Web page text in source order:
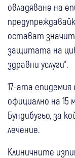
овладяване на
остават
защитата на
здравни услуги".
17-ата епидемия
официално на
Бундибугьо, за
лечение.
Клиничните